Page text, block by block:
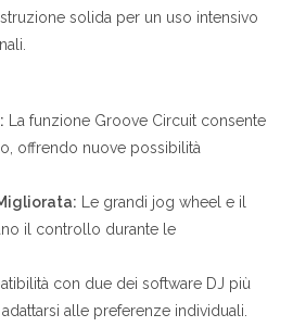
solida per un uso intensivo
La funzione Groove Circuit consente
offrendo nuove possibilità
Le grandi jog wheel e il
il controllo durante le
con due dei software DJ più
alle preferenze individuali.